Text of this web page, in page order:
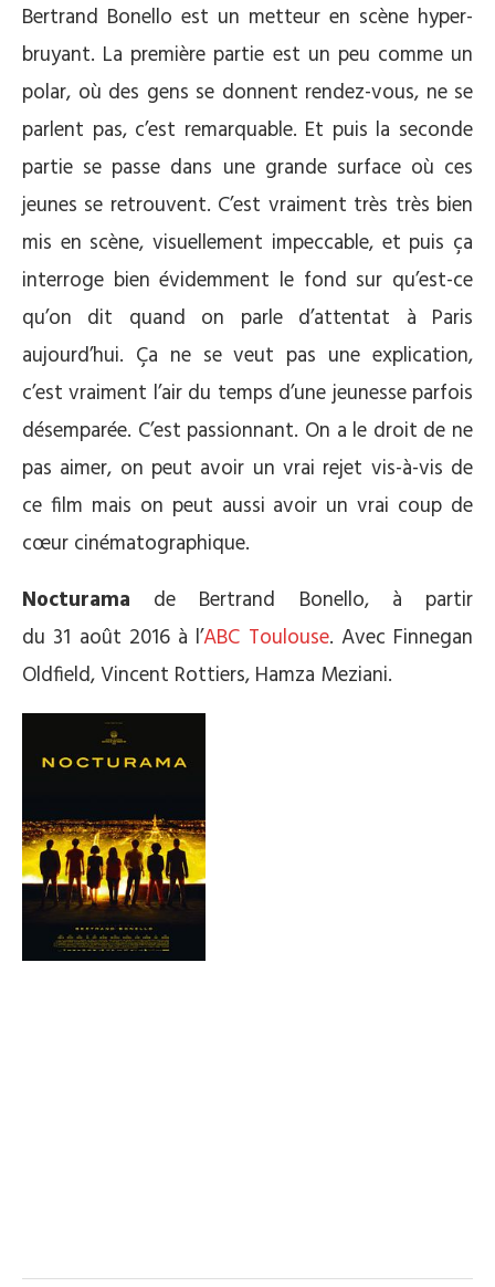
Bertrand Bonello est un metteur en scène hyper-
bruyant. La première partie est un peu comme un
polar, où des gens se donnent rendez-vous, ne se
parlent pas, c’est remarquable. Et puis la seconde
partie se passe dans une grande surface où ces
jeunes se retrouvent. C’est vraiment très très bien
mis en scène, visuellement impeccable, et puis ça
interroge bien évidemment le fond sur qu’est-ce
qu’on dit quand on parle d’attentat à Paris
aujourd’hui. Ça ne se veut pas une explication,
c’est vraiment l’air du temps d’une jeunesse parfois
désemparée. C’est passionnant. On a le droit de ne
pas aimer, on peut avoir un vrai rejet vis-à-vis de
ce film mais on peut aussi avoir un vrai coup de
cœur cinématographique.
Nocturama de Bertrand Bonello, à partir
du 31 août 2016 à l’ABC Toulouse. Avec Finnegan
Oldfield, Vincent Rottiers, Hamza Meziani.